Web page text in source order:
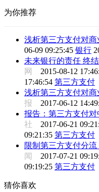
为你推荐
浅析第三方支付对
06-09 09:25:45 银行
未来银行的责任 终
网 2015-08-12
17:46:54 第三方支付
浅析第三方支付对
报 2017-06-12
报告：第三方支付
社 2017-06-21
09:21:35 第三方支付
限制第三方支付分
闻 2017-07-21
09:19:25 第三方支付
猜你喜欢